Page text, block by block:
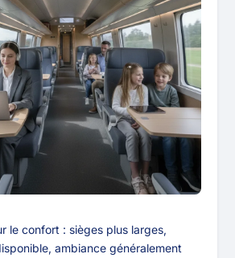
le confort : sièges plus larges,
ambiance généralement